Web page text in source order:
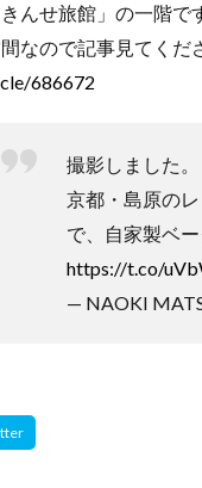
んせ旅館」の一階で
なので記事見てくだ
686672
撮影しました。
京都・島原の
で、自家製ベ
https://t.co/
— NAOKI